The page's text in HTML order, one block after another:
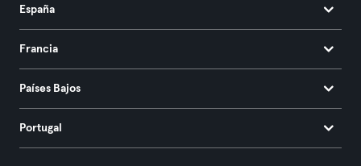
España
Francia
Países Bajos
Portugal